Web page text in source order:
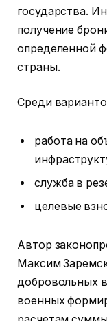
государства.
получение
определенной
страны.
Среди
работа на
служба в
целевые
Автор
Максим
добровольных
военных